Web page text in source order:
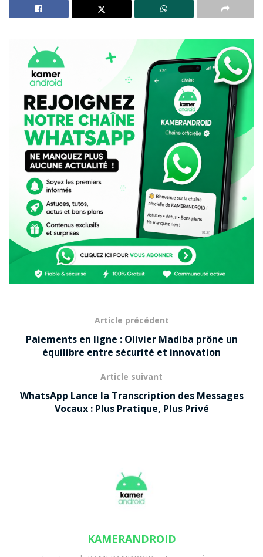
Article précédent
Paiements en ligne : Olivier Madiba prône un
équilibre entre sécurité et innovation
Article suivant
WhatsApp Lance la Transcription des Messages
Vocaux : Plus Pratique, Plus Privé
KAMERANDROID